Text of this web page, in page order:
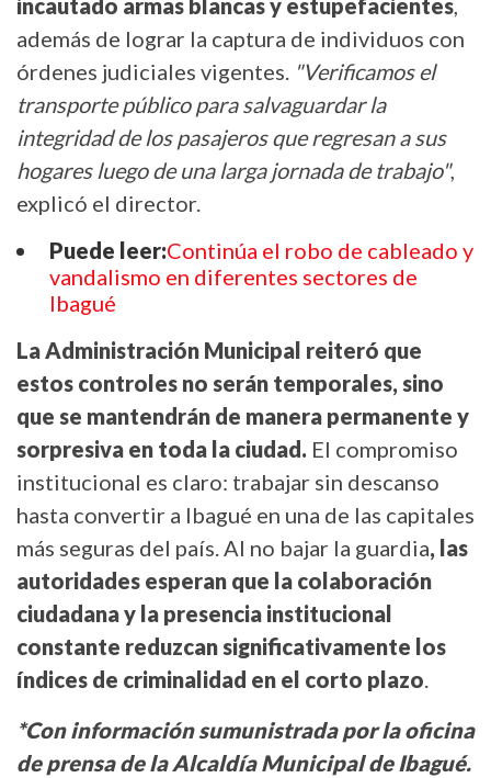
incautado armas blancas y estupefacientes,
además de lograr la captura de individuos con
órdenes judiciales vigentes. "Verificamos el
transporte público para salvaguardar la
integridad de los pasajeros que regresan a sus
hogares luego de una larga jornada de trabajo",
explicó el director.
Puede leer:Continúa el robo de cableado y
vandalismo en diferentes sectores de
Ibagué
La Administración Municipal reiteró que
estos controles no serán temporales, sino
que se mantendrán de manera permanente y
sorpresiva en toda la ciudad. El compromiso
institucional es claro: trabajar sin descanso
hasta convertir a Ibagué en una de las capitales
más seguras del país. Al no bajar la guardia, las
autoridades esperan que la colaboración
ciudadana y la presencia institucional
constante reduzcan significativamente los
índices de criminalidad en el corto plazo.
*Con información sumunistrada por la oficina
de prensa de la Alcaldía Municipal de Ibagué.